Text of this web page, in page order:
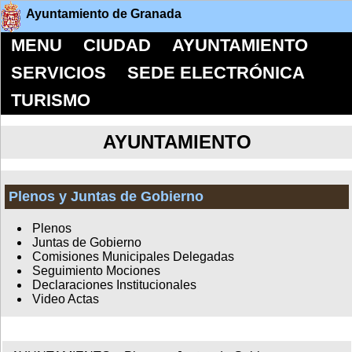
Ayuntamiento de Granada
MENU CIUDAD
AYUNTAMIENTO
SERVICIOS
SEDE ELECTRÓNICA
TURISMO
AYUNTAMIENTO
Plenos y Juntas de Gobierno
Plenos
Juntas de Gobierno
Comisiones Municipales Delegadas
Seguimiento Mociones
Declaraciones Institucionales
Video Actas